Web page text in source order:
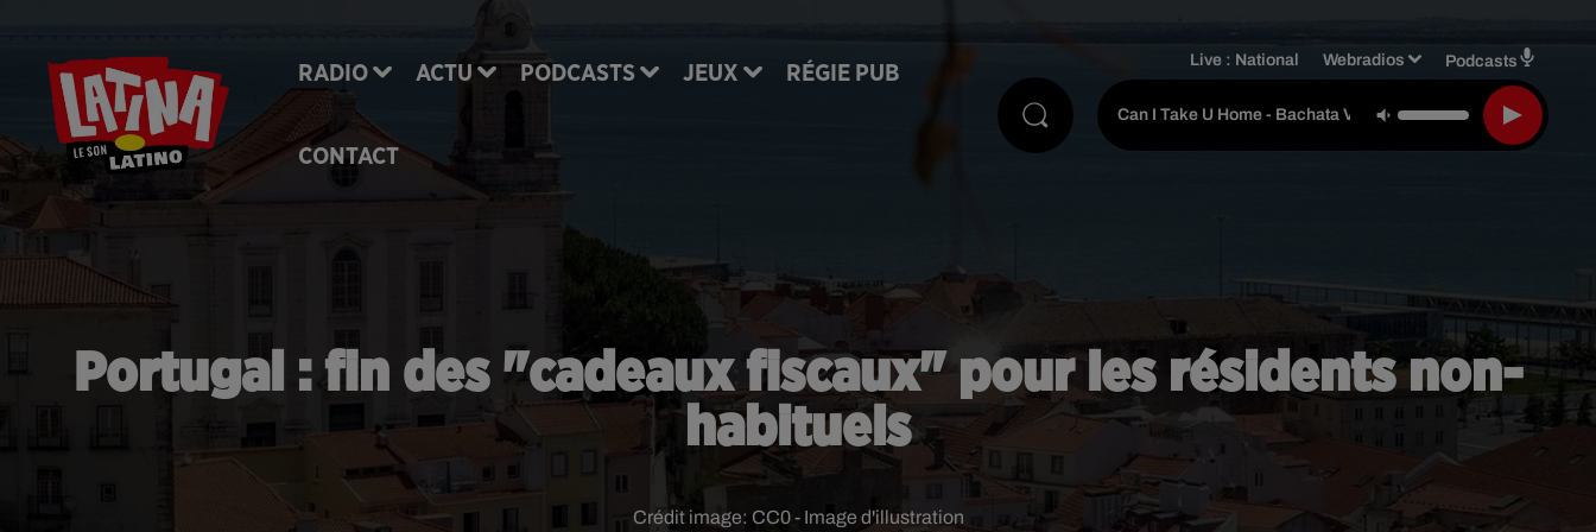
RADIO ACTU PODCASTS JEUX RÉGIE PUB
CONTACT
Live : National Webradios Podcasts
Can I Take U Home - Bachata Version - Dimen5ions & Dj
Portugal : fin des "cadeaux fiscaux" pour les résidents non-
habituels
Crédit image: CC0 - Image d'illustration